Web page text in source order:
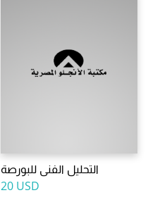
التحليل الفنى للبورصة
20 USD